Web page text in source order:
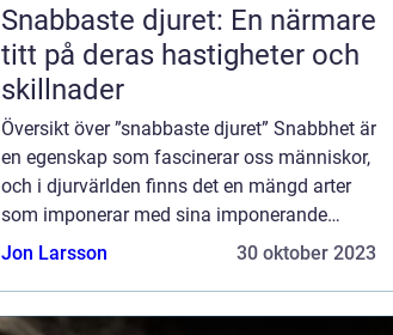
Snabbaste djuret: En närmare
titt på deras hastigheter och
skillnader
Översikt över ”snabbaste djuret” Snabbhet är
en egenskap som fascinerar oss människor,
och i djurvärlden finns det en mängd arter
som imponerar med sina imponerande
hastigheter. I denna artikel tar vi en närmare
Jon Larsson 30 oktober 2023